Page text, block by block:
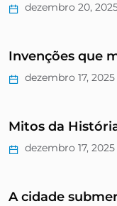
dezembro 20,
Invenções que
dezembro 17, 2025
Mitos da
dezembro 17, 2025
A cidade